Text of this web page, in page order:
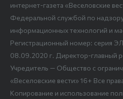
интернет-газета «Веселовские
Федеральной службой по надзору
информационных технологий и
Регистрационный номер: серия
08.09.2020 г. Директор-главный
Учредитель — Общество с
«Веселовские вести» 16+ Все
Копирование и использование